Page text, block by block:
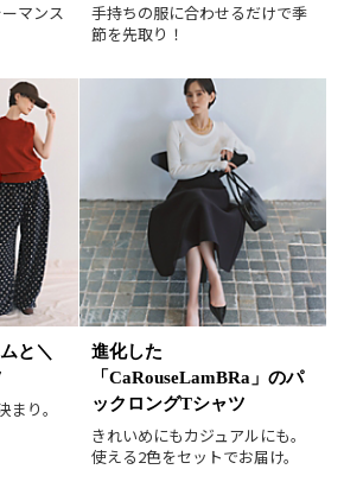
ブラック
グレー
ブラウン
オレンジ
レッド
ピンク
グリーン
ブルー
シルバー マルチ
マンス
手持ちの服に合わせるだけで季
節を先取り！
と＼
り。
進化した
「CaRouseLamBRa」のパ
ックロングTシャツ
きれいめにもカジュアルにも。
使える2色をセットでお届け。